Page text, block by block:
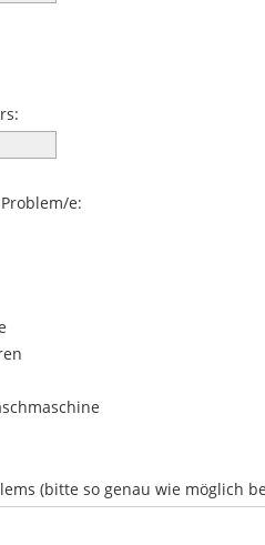
e:
(bitte so genau wie möglich